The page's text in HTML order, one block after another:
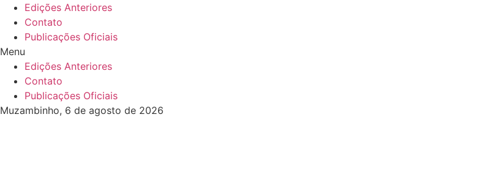
para
conteúdo
Edições Anteriores
Contato
Publicações Oficiais
Menu
Edições Anteriores
Contato
Publicações Oficiais
Muzambinho, 6 de agosto de 2026